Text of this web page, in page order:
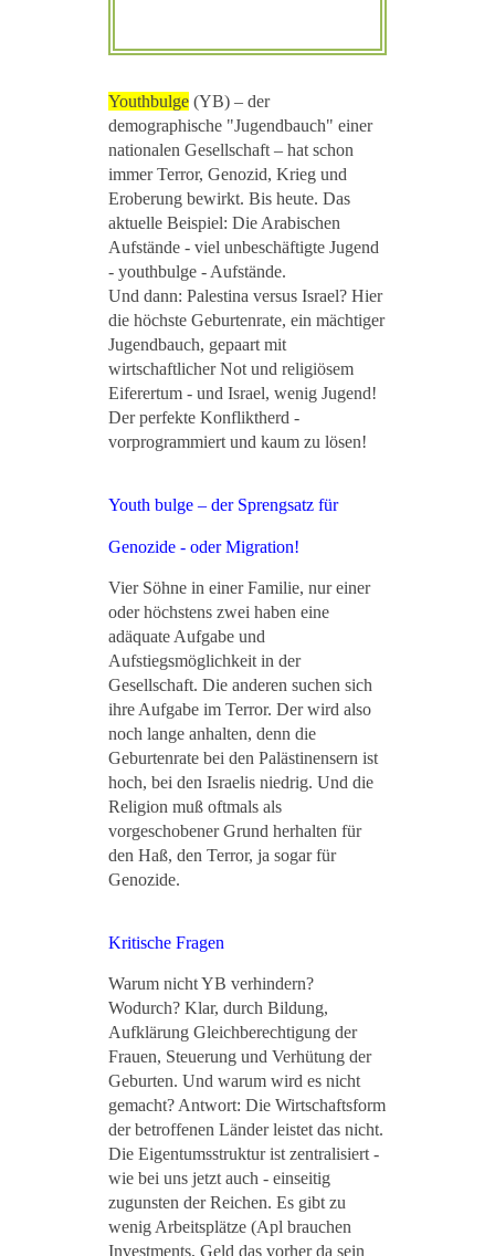
Youthbulge (YB) – der
demographische "Jugendbauch" einer
nationalen Gesellschaft – hat schon
immer Terror, Genozid, Krieg und
Eroberung bewirkt. Bis heute. Das
aktuelle Beispiel: Die Arabischen
Aufstände - viel unbeschäftigte Jugend
- youthbulge - Aufstände.
Und dann: Palestina versus Israel? Hier
die höchste Geburtenrate, ein mächtiger
Jugendbauch, gepaart mit
wirtschaftlicher Not und religiösem
Eiferertum - und Israel, wenig Jugend!
Der perfekte Konfliktherd -
vorprogrammiert und kaum zu lösen!
Youth bulge – der Sprengsatz für
Genozide - oder Migration!
Vier Söhne in einer Familie, nur einer
oder höchstens zwei haben eine
adäquate Aufgabe und
Aufstiegsmöglichkeit in der
Gesellschaft. Die anderen suchen sich
ihre Aufgabe im Terror. Der wird also
noch lange anhalten, denn die
Geburtenrate bei den Palästinensern ist
hoch, bei den Israelis niedrig. Und die
Religion muß oftmals als
vorgeschobener Grund herhalten für
den Haß, den Terror, ja sogar für
Genozide.
Kritische Fragen
Warum nicht YB verhindern?
Wodurch? Klar, durch Bildung,
Aufklärung Gleichberechtigung der
Frauen, Steuerung und Verhütung der
Geburten. Und warum wird es nicht
gemacht? Antwort: Die Wirtschaftsform
der betroffenen Länder leistet das nicht.
Die Eigentumsstruktur ist zentralisiert -
wie bei uns jetzt auch - einseitig
zugunsten der Reichen. Es gibt zu
wenig Arbeitsplätze (Apl brauchen
Investments, Geld das vorher da sein